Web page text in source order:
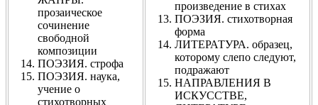
прозаическое
сочинение
свободной
композиции
ПОЭЗИЯ. строфа
ПОЭЗИЯ. наука,
учение о
стихотворных
произведение в стихах
ПОЭЗИЯ. стихотворная
форма
ЛИТЕРАТУРА. образец,
которому слепо следуют,
подражают
НАПРАВЛЕНИЯ В
ИСКУССТВЕ,